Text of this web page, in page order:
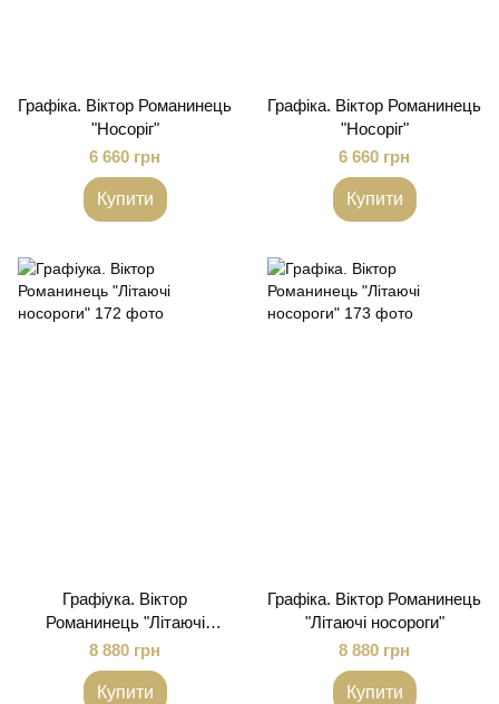
Графіка. Віктор Романинець
"Носоріг"
6 660 грн
Купити
Графіка. Віктор Романинець
"Носоріг"
6 660 грн
Купити
Графіука. Віктор
Романинець "Літаючі
носороги"
8 880 грн
Купити
Графіка. Віктор Романинець
"Літаючі носороги"
8 880 грн
Купити